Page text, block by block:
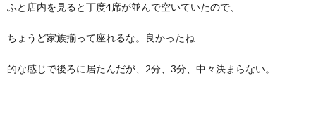
ふと店内を見ると丁度4席が並んで空いていたので、
ちょうど家族揃って座れるな。良かったね
的な感じで後ろに居たんだが、2分、3分、中々決まらない。